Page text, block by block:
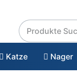
Katze Nager